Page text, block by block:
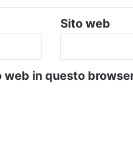
Sito web
web in questo